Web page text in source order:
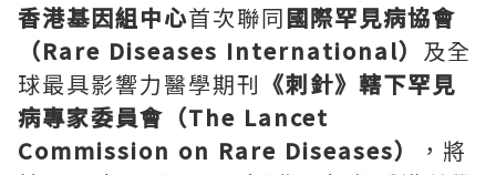
香港基因組中心首次聯同國際罕見病協會
（Rare Diseases International） 及全
球最具影響力醫學期刊 《刺針》轄下罕見
病專家委員會（The Lancet
Commission on Rare Diseases）
，將